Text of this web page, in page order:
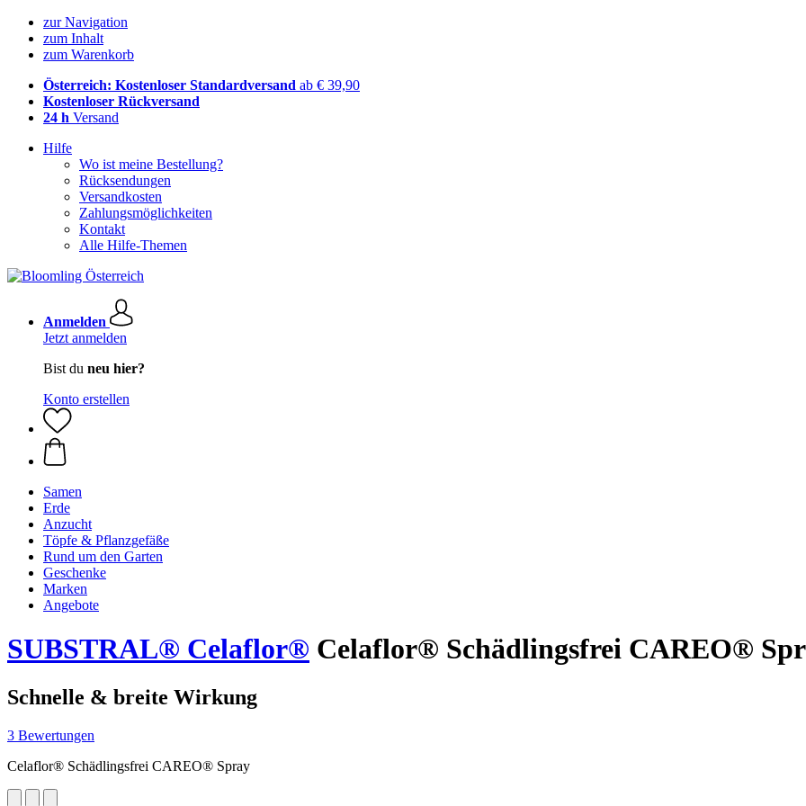
zur Navigation
zum Inhalt
zum Warenkorb
Österreich: Kostenloser Standardversand ab € 39,90
Kostenloser Rückversand
24 h Versand
Hilfe
Wo ist meine Bestellung?
Rücksendungen
Versandkosten
Zahlungsmöglichkeiten
Kontakt
Alle Hilfe-Themen
Anmelden
Jetzt anmelden
Bist du neu hier?
Konto erstellen
Samen
Erde
Anzucht
Töpfe & Pflanzgefäße
Rund um den Garten
Geschenke
Marken
Angebote
SUBSTRAL® Celaflor® Celaflor® Schädlingsfrei CAREO®
Schnelle & breite Wirkung
3 Bewertungen
Celaflor® Schädlingsfrei CAREO® Spray